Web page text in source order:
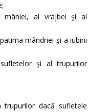
mâniei, al vrajbei şi al
mândriei şi a iubirii
şi al trupurilor
trupurilor dacă sufletele